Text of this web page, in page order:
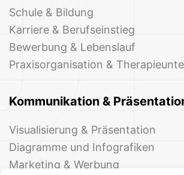
Schule & Bildung
Karriere & Berufseinstieg
Bewerbung & Lebenslauf
Praxisorganisation &
Kommunikation &
Visualisierung & Präsentation
Diagramme und Infografiken
Marketing & Werbung